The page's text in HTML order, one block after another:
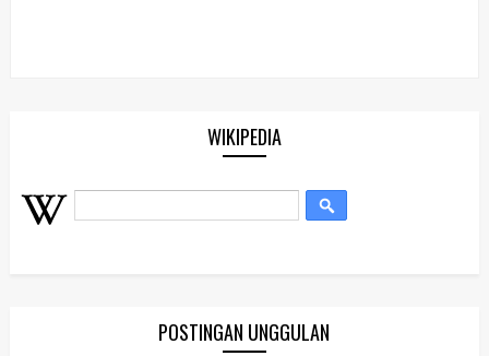
WIKIPEDIA
POSTINGAN UNGGULAN